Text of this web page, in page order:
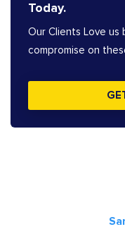
Today.
Our Clients Love us
compromise on